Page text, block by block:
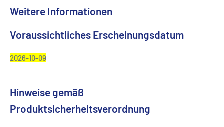
Weitere Informationen
Voraussichtliches Erscheinungsdatum
2026-10-09
Hinweise gemäß
Produktsicherheitsverordnung